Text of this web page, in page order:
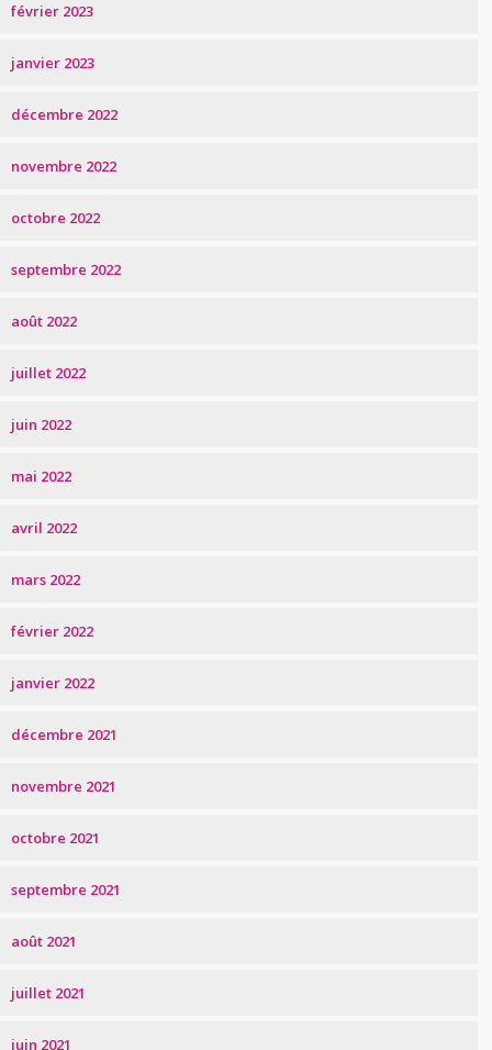
février 2023
janvier 2023
décembre 2022
novembre 2022
octobre 2022
septembre 2022
août 2022
juillet 2022
juin 2022
mai 2022
avril 2022
mars 2022
février 2022
janvier 2022
décembre 2021
novembre 2021
octobre 2021
septembre 2021
août 2021
juillet 2021
juin 2021